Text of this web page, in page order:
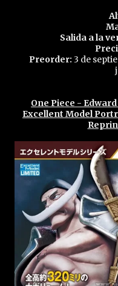
Salida a la
Preorder: 3 de
One Piece -
Excellent Model